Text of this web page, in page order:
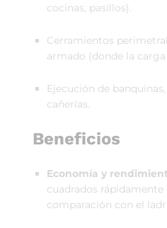
cocinas, pasillos).
Cerramientos
armado (donde la
Ejecución de
cañerías.
Beneficios
Economía y
cuadrados
comparación con el